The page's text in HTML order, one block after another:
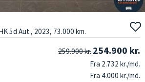
5d Aut., 2023, 73.000 km.
259.900 kr. 254.900 kr.
Fra 2.732 kr./md.
Fra 4.000 kr./md.